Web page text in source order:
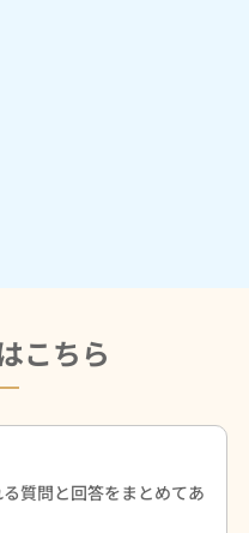
こちら
質問と回答をまとめてあ